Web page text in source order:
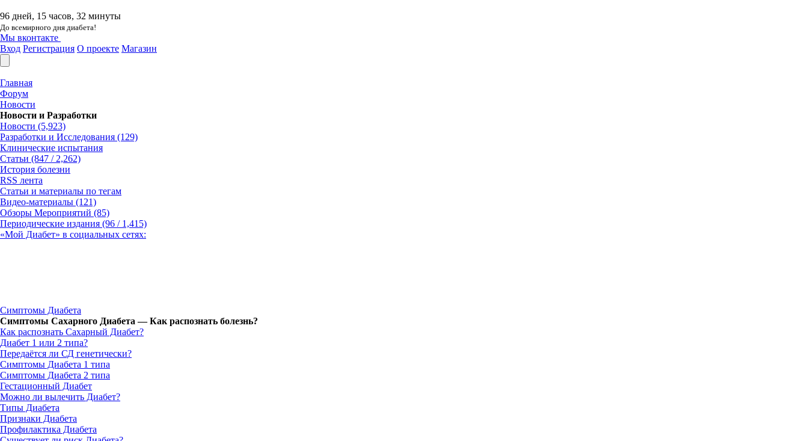
96 дней, 15 часов, 32 минуты
До всемирного дня диабета!
Мы вконтакте
Вход Регистрация О проекте Магазин
Главная
Форум
Новости
Новости и Разработки
Новости (5,923)
Разработки и Исследования (129)
Клинические испытания
Статьи (847 / 2,262)
История болезни
RSS лента
Статьи и материалы по тегам
Видео-материалы (121)
Обзоры Мероприятий (85)
Периодические издания (96 / 1,415)
«Мой Диабет» в социальных сетях:
Симптомы Диабета
Симптомы Сахарного Диабета — Как распознать болезнь?
Как распознать Сахарный Диабет?
Диабет 1 или 2 типа?
Передаётся ли СД генетически?
Симптомы Диабета 1 типа
Симптомы Диабета 2 типа
Гестационный Диабет
Можно ли вылечить Диабет?
Типы Диабета
Признаки Диабета
Профилактика Диабета